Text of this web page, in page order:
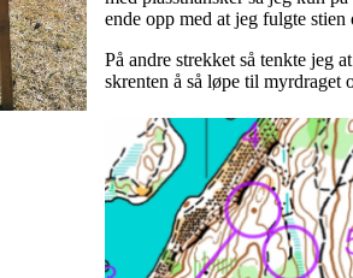
ende opp med at jeg fulgte
På andre strekket så tenkte jeg
skrenten å så løpe til myrdraget